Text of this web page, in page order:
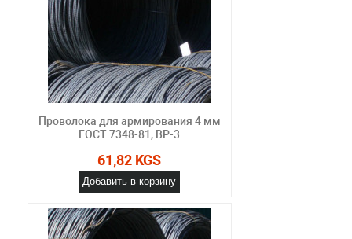
Проволока для армирования 4 мм
ГОСТ 7348-81, ВР-3
61,82 KGS
Добавить в корзину